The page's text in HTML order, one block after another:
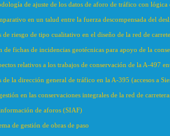
de ajuste de los datos de aforo de tráfico con lógica
en un talud entre la fuerza descompensada del
de riesgo de tipo cualitativo en el diseño de la red de
de fichas de incidencias geotécnicas para apoyo de la
relativos a los trabajos de conservación de la A-497
de la dirección general de tráfico en la A-395 (accesos a
en las conservaciones integrales de la red de
de aforos (SIAF)
de gestión de obras de paso